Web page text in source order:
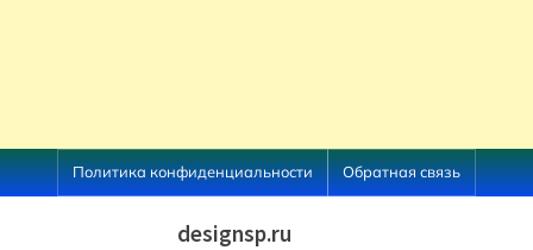
Skip
to
Политика конфиденциальности Обратная связь
designsp.ru